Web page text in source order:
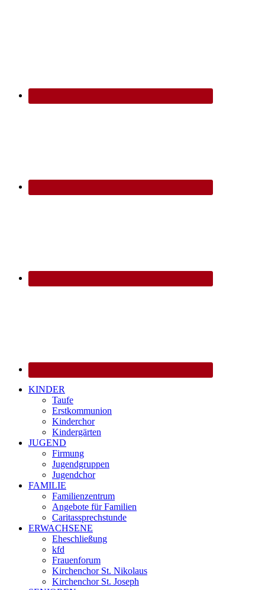
KINDER
Taufe
Erstkommunion
Kinderchor
Kindergärten
JUGEND
Firmung
Jugendgruppen
Jugendchor
FAMILIE
Familienzentrum
Angebote für Familien
Caritassprechstunde
ERWACHSENE
Eheschließung
kfd
Frauenforum
Kirchenchor St. Nikolaus
Kirchenchor St. Joseph